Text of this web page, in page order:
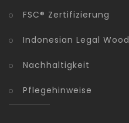
FSC® Zertifizierung
Indonesian Legal Wood
Nachhaltigkeit
Pflegehinweise